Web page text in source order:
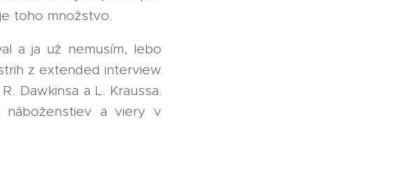
toho množstvo.
a ja už nemusím, lebo
z extended interview
Dawkinsa a L. Kraussa.
náboženstiev a viery v